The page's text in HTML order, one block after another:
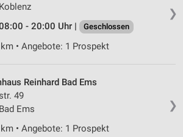
❯
- 20:00 Uhr |
Geschlossen
• Angebote: 1 Prospekt
❯
Reinhard Bad Ems
49
Ems
• Angebote: 1 Prospekt